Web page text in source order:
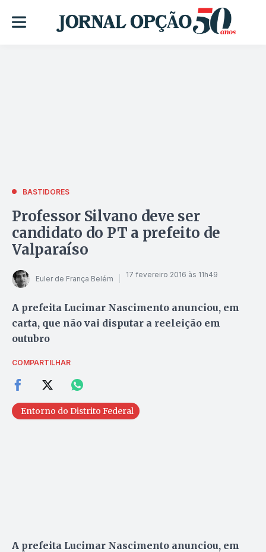
BASTIDORES
Professor Silvano deve ser
candidato do PT a prefeito de
Valparaíso
Euler de França Belém 17 fevereiro 2016 às 11h49
A prefeita Lucimar Nascimento anunciou, em
carta, que não vai disputar a reeleição em
outubro
COMPARTILHAR
Entorno do Distrito Federal
A prefeita Lucimar Nascimento anunciou, em